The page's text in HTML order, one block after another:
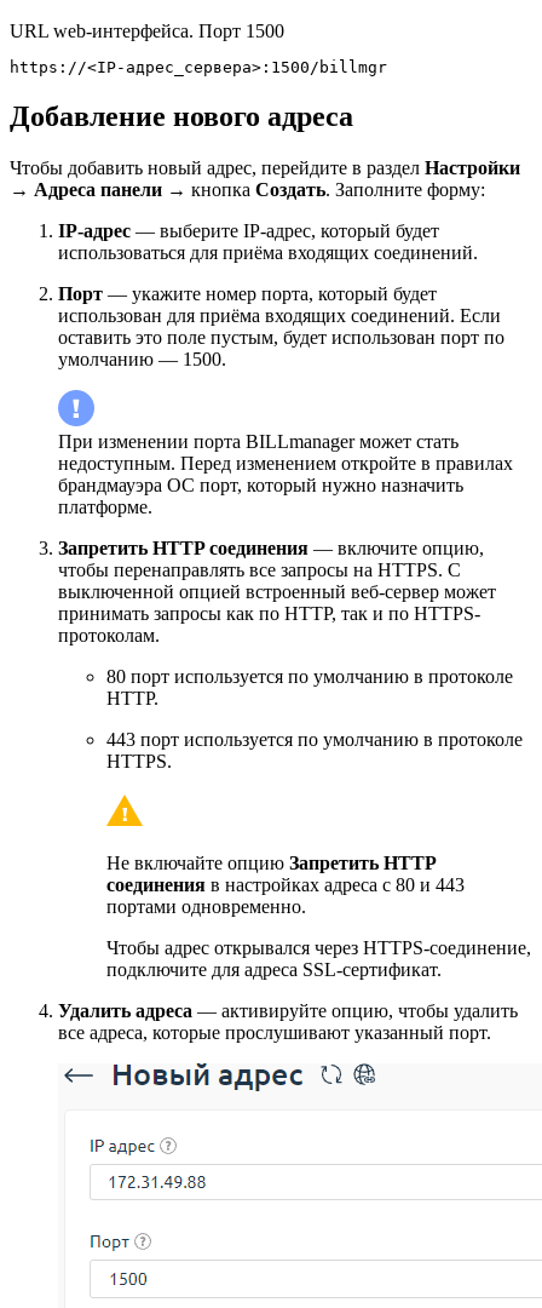
URL web-интерфейса. Порт 1500
https://<IP-адрес_сервера>:1500/billmgr
Добавление нового адреса
Чтобы добавить новый адрес, перейдите в раздел Настройки
→ Адреса панели → кнопка Создать. Заполните форму:
IP-адрес — выберите IP-адрес, который будет
использоваться для приёма входящих соединений.
Порт — укажите номер порта, который будет
использован для приёма входящих соединений. Если
оставить это поле пустым, будет использован порт по
умолчанию — 1500.
При изменении порта BILLmanager может стать
недоступным. Перед изменением откройте в правилах
брандмауэра ОС порт, который нужно назначить
платформе.
Запретить HTTP соединения — включите опцию,
чтобы перенаправлять все запросы на HTTPS. С
выключенной опцией встроенный веб-сервер может
принимать запросы как по HTTP, так и по HTTPS-
протоколам.
80 порт используется по умолчанию в протоколе
HTTP.
443 порт используется по умолчанию в протоколе
HTTPS.
Не включайте опцию Запретить HTTP
соединения в настройках адреса с 80 и 443
портами одновременно.
Чтобы адрес открывался через HTTPS-соединение,
подключите для адреса SSL-сертификат.
Удалить адреса — активируйте опцию, чтобы удалить
все адреса, которые прослушивают указанный порт.